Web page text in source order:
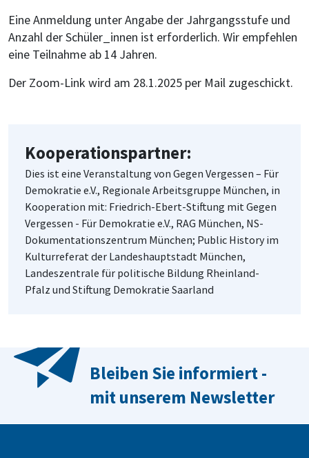
Eine Anmeldung unter Angabe der Jahrgangsstufe und
Anzahl der Schüler_innen ist erforderlich. Wir empfehlen
eine Teilnahme ab 14 Jahren.
Der Zoom-Link wird am 28.1.2025 per Mail zugeschickt.
Kooperationspartner:
Dies ist eine Veranstaltung von Gegen Vergessen – Für
Demokratie e.V., Regionale Arbeitsgruppe München, in
Kooperation mit: Friedrich-Ebert-Stiftung mit Gegen
Vergessen - Für Demokratie e.V., RAG München, NS-
Dokumentationszentrum München; Public History im
Kulturreferat der Landeshauptstadt München,
Landeszentrale für politische Bildung Rheinland-
Pfalz und Stiftung Demokratie Saarland
Bleiben Sie informiert -
mit unserem Newsletter